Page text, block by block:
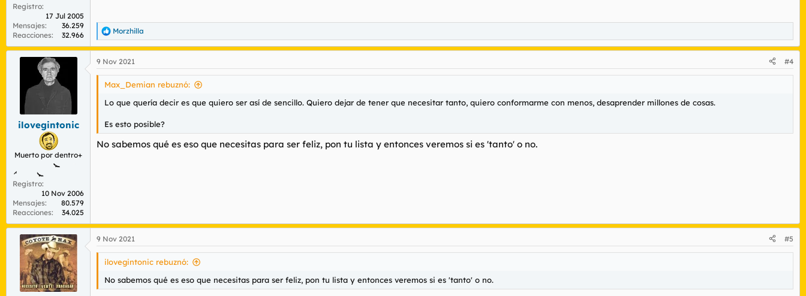
Registro
17 Jul 2005
Mensajes
36.259
Reacciones
32.966
R
e
a
c
c
Morzhilla
ilovegintonic
Muerto por dentro+
Registro
10 Nov 2006
Mensajes
80.579
Reacciones
34.025
9 Nov 2021 #4
Max_Demian rebuznó:
Lo que quería decir es que quiero ser así de sencillo. Quiero dejar de tener que necesitar tanto, quiero conformarme con menos, desaprender millones de cosas.
Es esto posible?
No sabemos qué es eso que necesitas para ser feliz, pon tu lista y entonces veremos si es 'tanto' o no.
9 Nov 2021 #5
ilovegintonic rebuznó:
No sabemos qué es eso que necesitas para ser feliz, pon tu lista y entonces veremos si es 'tanto' o no.